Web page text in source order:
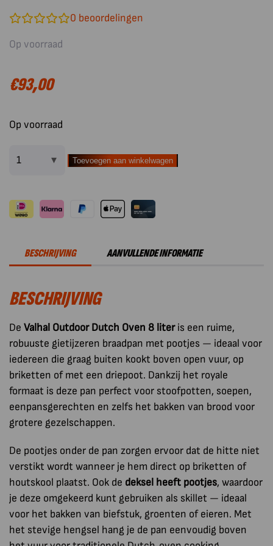
0 beoordelingen
Op voorraad
€93,00
Op voorraad
Valhal
Dutch
Oven
met
Pootjes
8
aantal
Toevoegen aan winkelwagen
BESCHRIJVING AANVULLENDE INFORMATIE
BESCHRIJVING
De Valhal Outdoor Dutch Oven 8 literis een ruime,
robuuste gietijzeren braadpan met pootjes — ideaal voor
iedereen die graag buiten kookt boven open vuur, op
briketten of met een driepoot. Dankzij het royale
formaat is deze pan perfect voor stoofpotten, soepen,
eenpansgerechten en zelfs het bakken van brood voor
grotere gezelschappen.
De pootjes onder de pan zorgen ervoor dat de hitte niet
verstikt wordt wanneer je hem direct op briketten of
houtskool plaatst. Ook de deksel heeft pootjes, waardoor
je deze omgekeerd kunt gebruiken als skillet — ideaal
voor het bakken van biefstuk, groenten of eieren. Met
het stevige hengsel hang je de pan eenvoudig boven